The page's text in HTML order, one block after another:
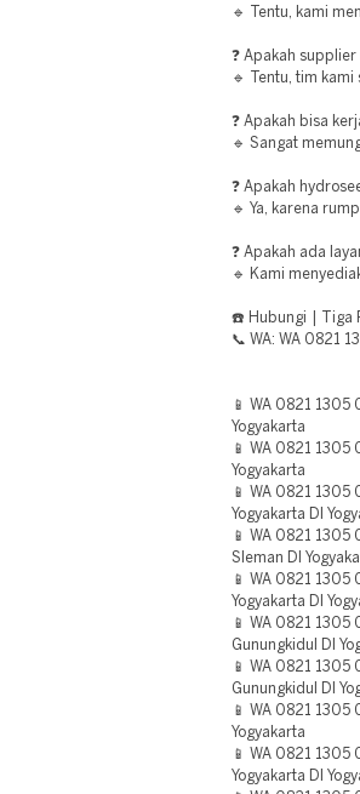
🔹 Tentu, kami
❓ Apakah
🔹 Tentu, tim
❓ Apakah bisa
🔹 Sangat
❓ Apakah
🔹 Ya, karena
❓ Apakah ada
🔹 Kami
☎️ Hubungi | Tiga
📞 WA: WA 0821
📱 WA 0821 1305
Yogyakarta
📱 WA 0821
Yogyakarta
📱 WA 0821
Yogyakarta DI
📱 WA 0821
Sleman DI
📱 WA 0821
Yogyakarta DI
📱 WA 0821
Gunungkidul DI
📱 WA 0821
Gunungkidul DI
📱 WA 0821
Yogyakarta
📱 WA 0821
Yogyakarta DI